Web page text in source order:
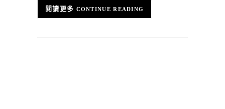
CONTINUE READING